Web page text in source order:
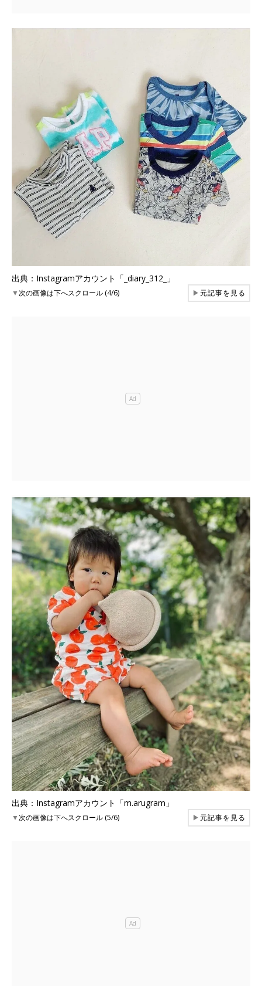
出典：Instagramアカウント「_diary_312_」
▼次の画像は下へスクロール (4/6) ▶元記事を見る
出典：Instagramアカウント「m.arugram」
▼次の画像は下へスクロール (5/6) ▶元記事を見る